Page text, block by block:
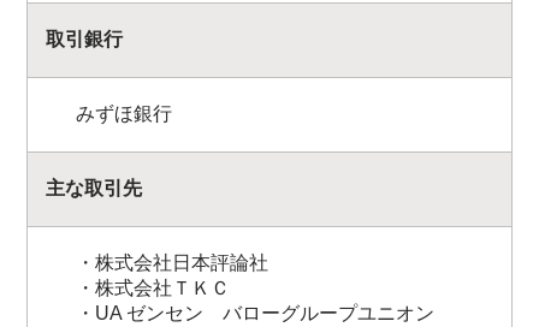
取引銀行
みずほ銀行
主な取引先
・株式会社日本評論社
・株式会社ＴＫＣ
・UA ゼンセン バローグループユニオン